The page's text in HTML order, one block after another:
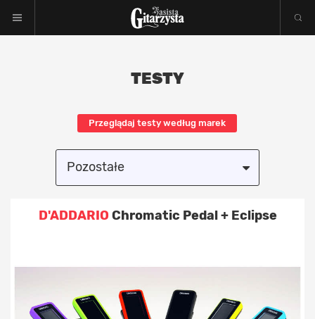
TESTY
Przeglądaj testy według marek
Efekty
Elektronika
Pozostałe
D'ADDARIO Chromatic Pedal + Eclipse